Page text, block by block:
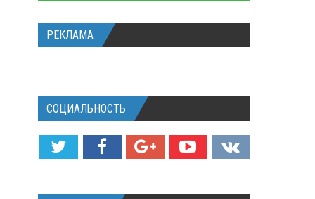
РЕКЛАМА
СОЦИАЛЬНОСТЬ